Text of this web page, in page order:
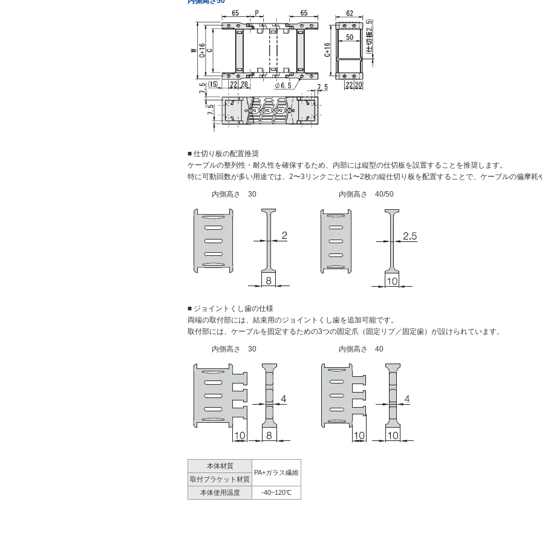
■ 仕切り板の配置推奨
ケーブルの整列性・耐久性を確保するため、内部には縦型の仕切板を設置することを推奨します。
特に可動回数が多い用途では、2〜3リンクごとに1〜2枚の縦仕切り板を配置することで、ケーブルの偏摩耗
内側高さ 30 内側高さ 40/50
■ ジョイントくし歯の仕様
両端の取付部には、結束用のジョイントくし歯を追加可能です。
取付部には、ケーブルを固定するための3つの固定爪（固定リブ／固定歯）が設けられています。
内側高さ 30 内側高さ 40
本体材質
PA+ガラス繊維
取付ブラケット材質
本体使用温度
-40~120℃